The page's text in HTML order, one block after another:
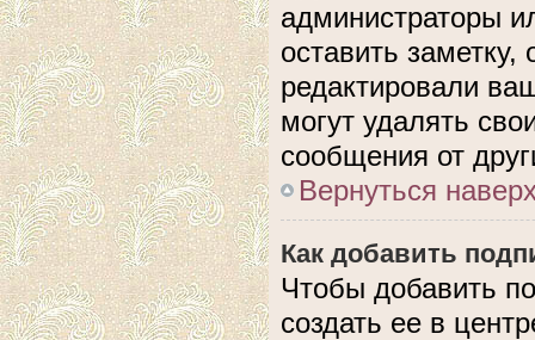
администраторы
оставить заметку,
редактировали
могут удалять
сообщения от
Вернуться
Как добавить
Чтобы добавить
создать ее в